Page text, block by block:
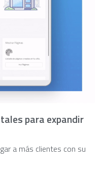
para expandir
a más clientes con su